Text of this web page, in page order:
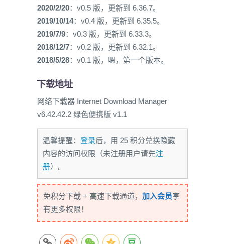
2020/2/20：v0.5 版，更新到 6.36.7。
2019/10/14：v0.4 版，更新到 6.35.5。
2019/7/9：v0.3 版，更新到 6.33.3。
2018/12/7：v0.2 版，更新到 6.32.1。
2018/5/28：v0.1 版，嗯，第一个版本。
下载地址
网络下载器 Internet Download Manager
v6.42.42.2 绿色便携版 v1.1
温馨提醒： 登录后，用 25 积分兑换隐藏
内容的访问权限（未注册用户请先注
册）。
免积分下载 + 高速下载通道， 加入会员享
有更多权限！